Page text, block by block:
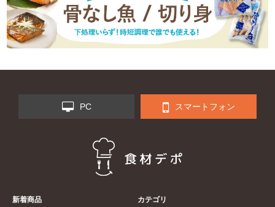
PC スマートフォン
新着商品
カテゴリ